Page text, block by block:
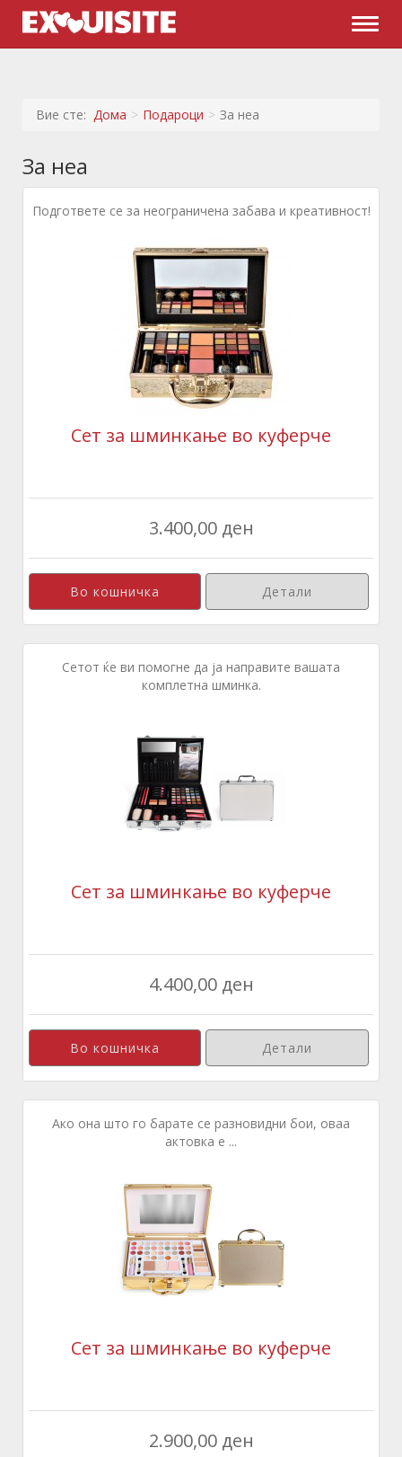
Вие сте: Дома Подароци За неа
За неа
Подгответе се за неограничена забава и креативност!
Сет за шминкање во куферче
3.400,00 ден
Детали
Сетот ќе ви помогне да ја направите вашата
комплетна шминка.
Сет за шминкање во куферче
4.400,00 ден
Детали
Ако она што го барате се разновидни бои, оваа
актовка е ...
Сет за шминкање во куферче
2.900,00 ден